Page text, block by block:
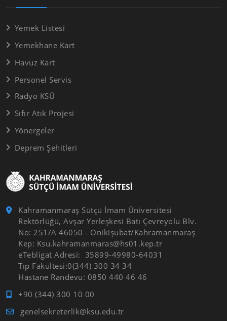
Kahramanmaraş Sütçü İmam Üniversitesi
Rektörlüğü, Avşar Yerleşkesi Batı Çevreyolu Blv.
No: 251/A 46050 - Onikişubat/Kahramanmaraş
Kep: Ksu.kahramanmaras@hs01.kep.tr
eTebligat Adresi: 35899-49980-64031
Tıp Fakültesi:0(344) 300 34 34
Hastane Randevu: 0850 440 46 46
+90 (344) 300 10 00
genelsekreterlik@ksu.edu.tr
Yemek Listesi
Yemekhane Kart
Havuz Kart
Personel Servis
Radyo KSÜ
Sıfır Atık Projesi
Yönergeler
Deprem Şehitleri